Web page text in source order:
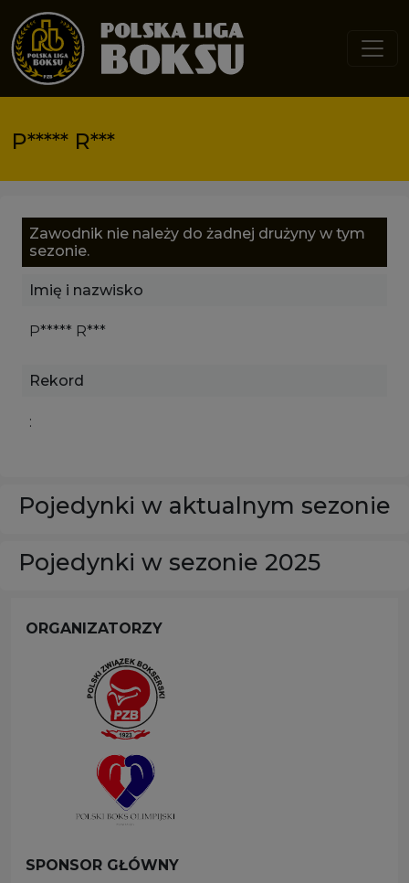
Przejdź do treści
P***** R***
Zawodnik nie należy do żadnej drużyny w tym
sezonie.
Imię i nazwisko
P***** R***
Rekord
:
Pojedynki w aktualnym sezonie
Pojedynki w sezonie 2025
ORGANIZATORZY
SPONSOR GŁÓWNY